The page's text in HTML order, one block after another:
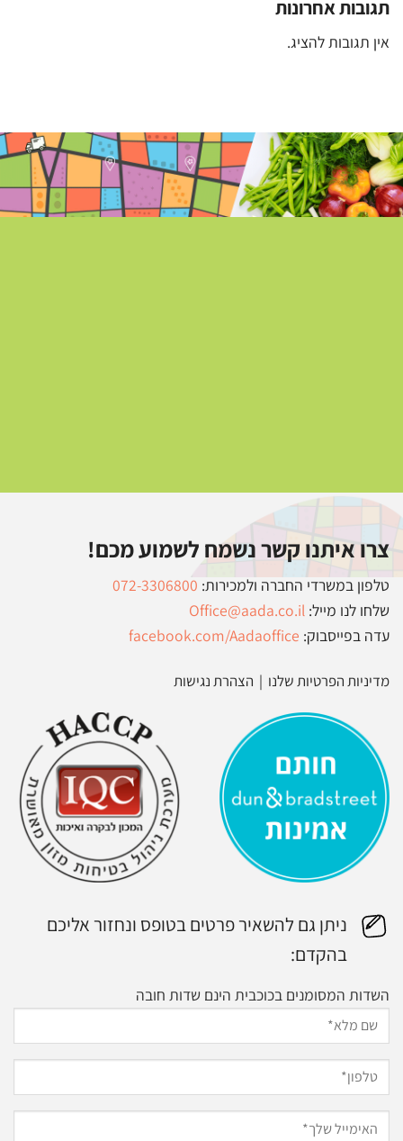
תגובות אחרונות
אין תגובות להציג.
צרו איתנו קשר נשמח לשמוע מכם!
טלפון במשרדי החברה ולמכירות: 072-3306800
שלחו לנו מייל: Office@aada.co.il
עדה בפייסבוק: facebook.com/Aadaoffice
מדיניות הפרטיות שלנו | הצהרת נגישות
ניתן גם להשאיר פרטים בטופס ונחזור אליכם
בהקדם:
השדות המסומנים בכוכבית הינם שדות חובה